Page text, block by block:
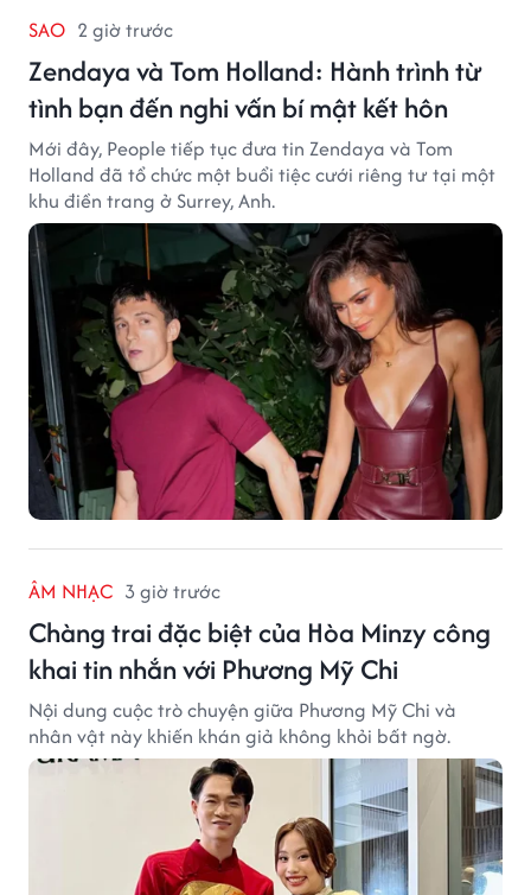
SAO 2 giờ trước
Zendaya và Tom Holland: Hành trình từ
tình bạn đến nghi vấn bí mật kết hôn
Mới đây, People tiếp tục đưa tin Zendaya và Tom
Holland đã tổ chức một buổi tiệc cưới riêng tư tại một
khu điền trang ở Surrey, Anh.
ÂM NHẠC 3 giờ trước
Chàng trai đặc biệt của Hòa Minzy công
khai tin nhắn với Phương Mỹ Chi
Nội dung cuộc trò chuyện giữa Phương Mỹ Chi và
nhân vật này khiến khán giả không khỏi bất ngờ.